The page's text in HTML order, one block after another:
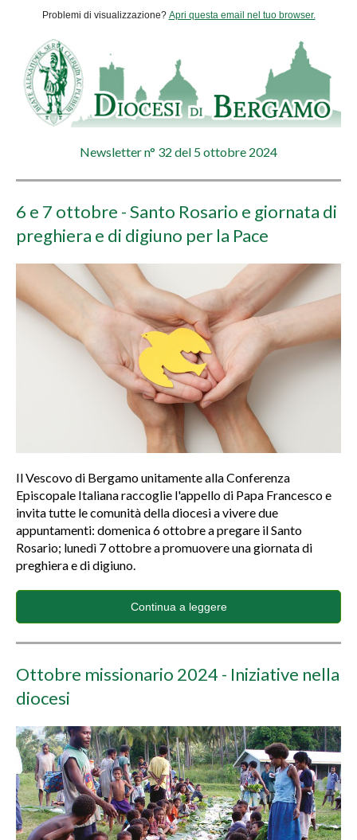
Problemi di visualizzazione? Apri questa email nel tuo browser.
Newsletter n° 32 del 5 ottobre 2024
6 e 7 ottobre - Santo Rosario e giornata di
preghiera e di digiuno per la Pace
Il Vescovo di Bergamo unitamente alla Conferenza
Episcopale Italiana raccoglie l'appello di Papa Francesco e
invita tutte le comunità della diocesi a vivere due
appuntamenti: domenica 6 ottobre a pregare il Santo
Rosario; lunedì 7 ottobre a promuovere una giornata di
preghiera e di digiuno.
Continua a leggere
Ottobre missionario 2024 - Iniziative nella
diocesi